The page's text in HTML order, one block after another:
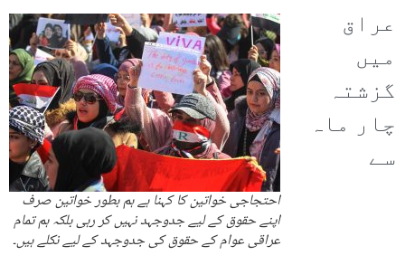
احتجاجی خواتین کا کہنا ہے ہم بطور خواتین صرف
اپنے حقوق کے لیے جدوجہد نہیں کر رہی بلکہ ہم تمام
عراقی عوام کے حقوق کی جدوجہد کے لیے نکلے ہیں۔
عراق
میں
گزشتہ
چار ماہ
سے